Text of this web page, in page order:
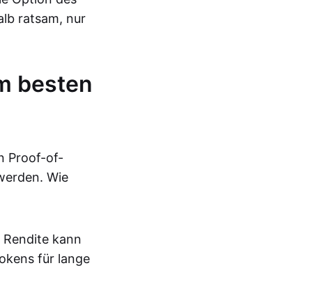
ratsam, nur
besten
Proof-of-
Wie
kann
für lange